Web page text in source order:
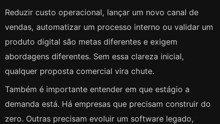
Reduzir custo operacional, lançar um novo canal de
vendas, automatizar um processo interno ou validar um
produto digital são metas diferentes e exigem
abordagens diferentes. Sem essa clareza inicial,
qualquer proposta comercial vira chute.
Também é importante entender em que estágio a
demanda está. Há empresas que precisam construir do
zero. Outras precisam evoluir um software legado,